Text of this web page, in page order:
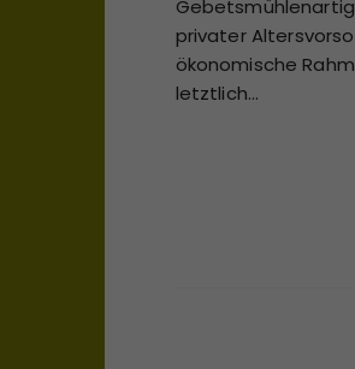
privater
ökonomische
letztlich…